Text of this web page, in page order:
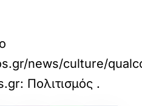
news/culture/
Πολιτισμός .